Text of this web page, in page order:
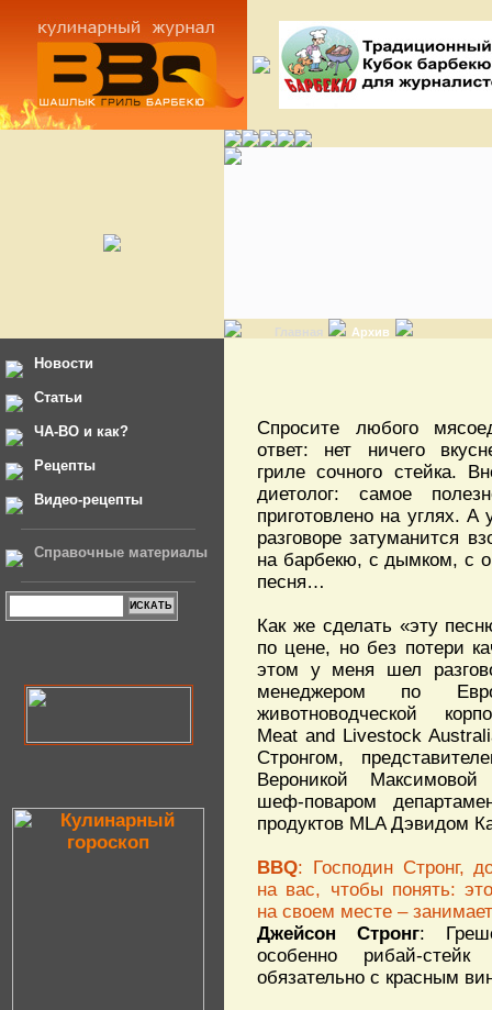
Главная Архив
Новости
Статьи
ЧА-ВО и как?
Рецепты
Видео-рецепты
Справочные материалы
Спросите любого
ответ: нет ничего
гриле сочного стейка.
диетолог: самое
приготовлено на углях. А
разговоре затуманится
на барбекю, с дымком, с
песня…
Как же сделать «эту
по цене, но без потери
этом у меня шел
менеджером по
животноводческой
Meat and Livestock
Стронгом,
Вероникой
шеф-поваром
продуктов MLA Дэвидом
BBQ: Господин Стронг,
на вас, чтобы понять:
на своем месте –
Джейсон Стронг:
особенно рибай-
обязательно с красным